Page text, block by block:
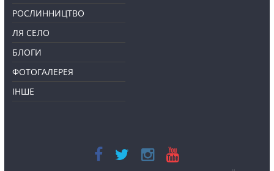
РОСЛИННИЦТВО
ЛЯ СЕЛО
БЛОГИ
ФОТОГАЛЕРЕЯ
ІНШЕ